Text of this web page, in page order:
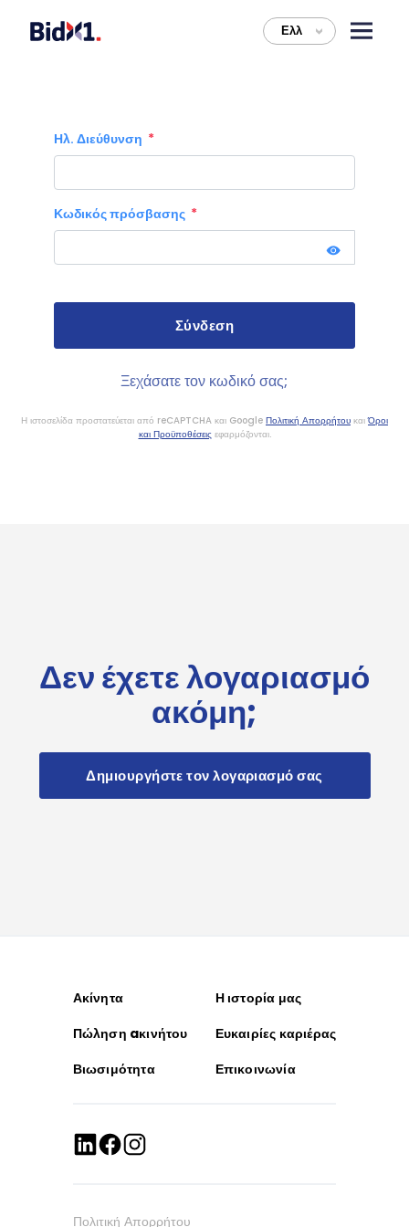
Ελλ >
Δεν έχετε λογαριασμό
ακόμη;
Δημιουργήστε τον λογαριασμό σας
Ηλ. Διεύθυνση
Κωδικός πρόσβασης
Ξεχάσατε τον κωδικό σας;
Η ιστοσελίδα προστατεύεται από reCAPTCHA και Google Πολιτική Απορρήτου καιΌροι
και Προϋποθέσειςεφαρμόζονται.
Ακίνητα
Η ιστορία μας
Πώληση aκινήτου
Ευκαιρίες καριέρας
Βιωσιμότητα
Επικοινωνία
Πολιτική Απορρήτου